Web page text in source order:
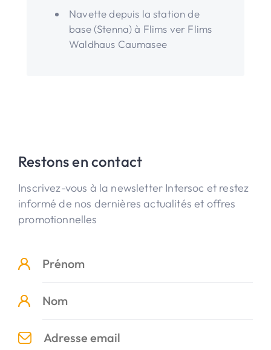
Navette depuis la station de
base (Stenna) à Flims ver Flims
Waldhaus Caumasee
Restons en contact
Inscrivez-vous à la newsletter Intersoc et restez
informé de nos dernières actualités et offres
promotionnelles